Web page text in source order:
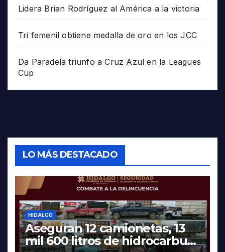
Lidera Brian Rodríguez al América a la victoria
Tri femenil obtiene medalla de oro en los JCC
Da Paradela triunfo a Cruz Azul en la Leagues
Cup
LO MÁS DESTACADO
HIDALGO
Aseguran 12 camionetas, 13
mil 600 litros de hidrocarburo